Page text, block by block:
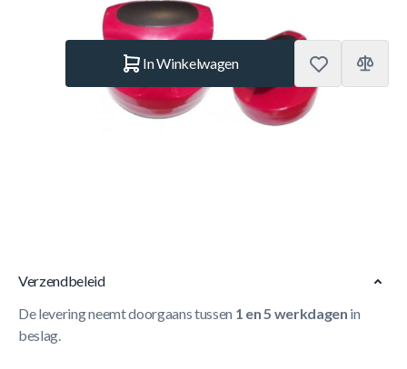
In Winkelwagen
Verzendbeleid
De levering neemt doorgaans tussen 1 en 5 werkdagen in
beslag.